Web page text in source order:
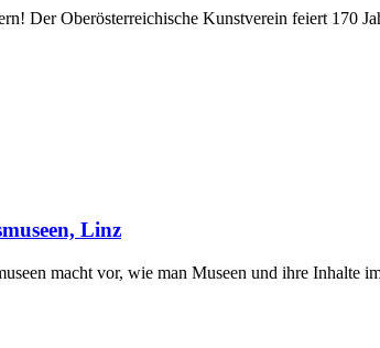
Der Oberösterreichische Kunstverein feiert 170
Linz
macht vor, wie man Museen und ihre Inhalte